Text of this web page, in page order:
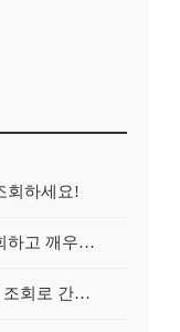
회하세요!
잠자는 내 돈, 보험금! 가입내역 조회하고 깨우는 방법
더 이상 복잡하지 않아요! 가입내역 조회로 간편하게 청구!